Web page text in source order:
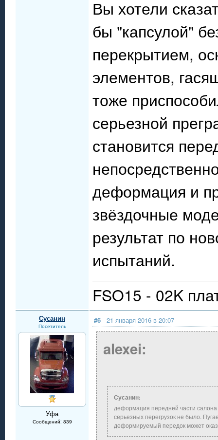
Вы хотели
бы "капсулой"
перекрытием,
элементов,
тоже
серьезной
становится
деформация и
звёздочные
результат по
испытаний.
FSO15 - 02K
Сусанин
Посетитель
Уфа
Сообщений: 839
#6 - 21 января 2016 в 20:07
alexei:
Сусанин:
деформация передней части салона
серьезных перегрузок не было.
деформируемый передок может